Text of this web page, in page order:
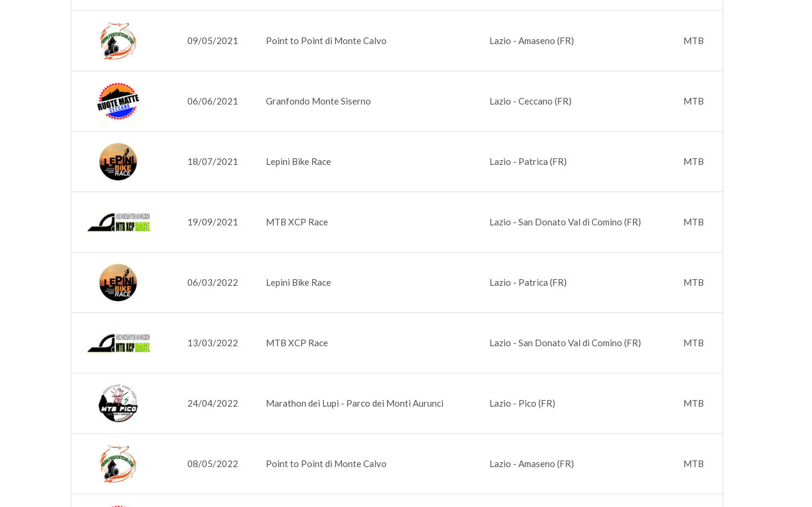
09/05/2021 Point to Point di Monte Calvo Lazio - Amaseno (FR) MTB
06/06/2021 Granfondo Monte Siserno Lazio - Ceccano (FR) MTB
18/07/2021 Lepini Bike Race Lazio - Patrica (FR) MTB
19/09/2021 MTB XCP Race Lazio - San Donato Val di Comino (FR) MTB
06/03/2022 Lepini Bike Race Lazio - Patrica (FR) MTB
13/03/2022 MTB XCP Race Lazio - San Donato Val di Comino (FR) MTB
24/04/2022 Marathon dei Lupi - Parco dei Monti Aurunci Lazio - Pico (FR) MTB
08/05/2022 Point to Point di Monte Calvo Lazio - Amaseno (FR) MTB